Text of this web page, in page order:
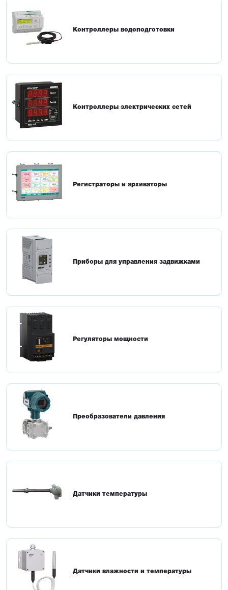
Контроллеры водоподготовки
Контроллеры электрических сетей
Регистраторы и архиваторы
Приборы для управления задвижками
Регуляторы мощности
Преобразователи давления
Датчики температуры
Датчики влажности и температуры